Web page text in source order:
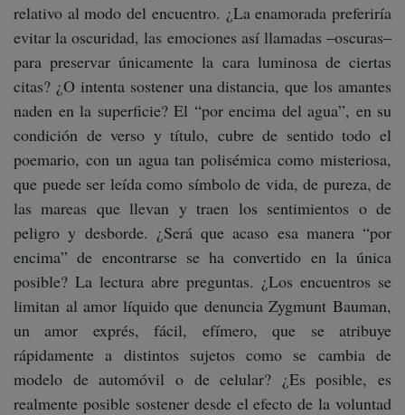
relativo al modo del encuentro. ¿La enamorada preferiría
evitar la oscuridad, las emociones así llamadas –oscuras–
para preservar únicamente la cara luminosa de ciertas
citas? ¿O intenta sostener una distancia, que los amantes
naden en la superficie? El “por encima del agua”, en su
condición de verso y título, cubre de sentido todo el
poemario, con un agua tan polisémica como misteriosa,
que puede ser leída como símbolo de vida, de pureza, de
las mareas que llevan y traen los sentimientos o de
peligro y desborde. ¿Será que acaso esa manera “por
encima” de encontrarse se ha convertido en la única
posible? La lectura abre preguntas. ¿Los encuentros se
limitan al amor líquido que denuncia Zygmunt Bauman,
un amor exprés, fácil, efímero, que se atribuye
rápidamente a distintos sujetos como se cambia de
modelo de automóvil o de celular? ¿Es posible, es
realmente posible sostener desde el efecto de la voluntad